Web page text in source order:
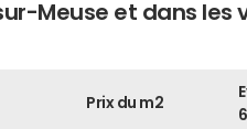
Meuse et dans les
Prix du m2